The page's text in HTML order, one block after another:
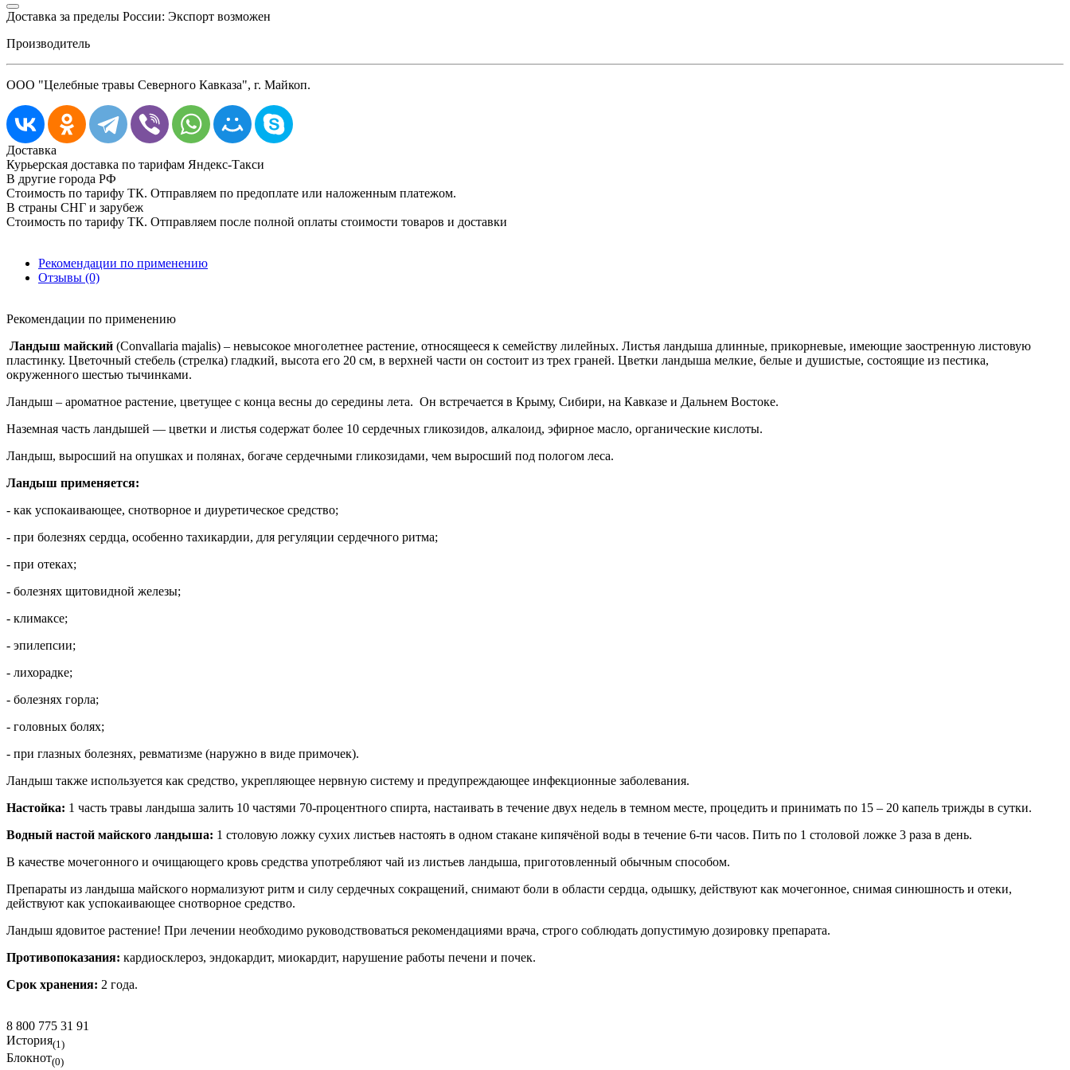
Доставка за пределы России: Экспорт возможен
Производитель
ООО "Целебные травы Северного Кавказа", г. Майкоп.
Доставка
Курьерская доставка по тарифам Яндекс-Такси
В другие города РФ
Стоимость по тарифу ТК. Отправляем по предоплате или наложенным платежом.
В страны СНГ и зарубеж
Стоимость по тарифу ТК. Отправляем после полной оплаты стоимости товаров и доставки
Рекомендации по применению
Отзывы (0)
Рекомендации по применению
Ландыш майский (Convallaria majalis) – невысокое многолетнее растение, относящееся к семейству лилейных. Листья ландыша длинные, прикорневые, имеющие заостренную листовую
пластинку. Цветочный стебель (стрелка) гладкий, высота его 20 см, в верхней части он состоит из трех граней. Цветки ландыша мелкие, белые и душистые, состоящие из пестика,
окруженного шестью тычинками.
Ландыш – ароматное растение, цветущее с конца весны до середины лета. Он встречается в Крыму, Сибири, на Кавказе и Дальнем Востоке.
Наземная часть ландышей — цветки и листья содержат более 10 сердечных гликозидов, алкалоид, эфирное масло, органические кислоты.
Ландыш, выросший на опушках и полянах, богаче сердечными гликозидами, чем выросший под пологом леса.
Ландыш применяется:
- как успокаивающее, снотворное и диуретическое средство;
- при болезнях сердца, особенно тахикардии, для регуляции сердечного ритма;
- при отеках;
- болезнях щитовидной железы;
- климаксе;
- эпилепсии;
- лихорадке;
- болезнях горла;
- головных болях;
- при глазных болезнях, ревматизме (наружно в виде примочек).
Ландыш также используется как средство, укрепляющее нервную систему и предупреждающее инфекционные заболевания.
Настойка: 1 часть травы ландыша залить 10 частями 70-процентного спирта, настаивать в течение двух недель в темном месте, процедить и принимать по 15 – 20 капель трижды в сутки.
Водный настой майского ландыша: 1 столовую ложку сухих листьев настоять в одном стакане кипячёной воды в течение 6-ти часов. Пить по 1 столовой ложке 3 раза в день.
В качестве мочегонного и очищающего кровь средства употребляют чай из листьев ландыша, приготовленный обычным способом.
Препараты из ландыша майского нормализуют ритм и силу сердечных сокращений, снимают боли в области сердца, одышку, действуют как мочегонное, снимая синюшность и отеки,
действуют как успокаивающее снотворное средство.
Ландыш ядовитое растение! При лечении необходимо руководствоваться рекомендациями врача, строго соблюдать допустимую дозировку препарата.
Противопоказания: кардиосклероз, эндокардит, миокардит, нарушение работы печени и почек.
Срок хранения: 2 года.
8 800 775 31 91
История(1)
Блокнот(0)